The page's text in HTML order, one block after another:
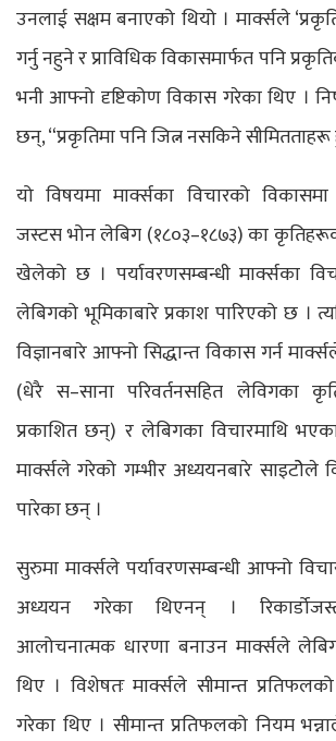
उनलाई सक्षम बनाएको थियो । मार्क्सले
गर्नु नहुने र प्राविधिक विकासमार्फत पनि
भनी आफ्नो दृष्टिकोण विकास गरेका थिए ।
छन्, “प्रकृतिमा पनि जित्न नसकिने
यो विषयमा मार्क्सका विचारको
जस्टस भोन लेबिग (१८०३–१८७३) का
खेलेको छ । पर्यावरणसम्बन्धी मार्क्सका
लेबिगको भूमिकाबारे प्रकाश पारिएको छ ।
विज्ञानबारे आफ्नो सिद्धान्त विकास गर्न
(धेरै स–साना परिवर्तनसहित लेविगका
प्रकाशित छन्) र लेबिगका विचारमाथि
मार्क्सले गरेको गम्भीर अध्ययनबारे साइटोेले
पारेका छन् ।
सुरुमा मार्क्सले पर्यावरणसम्बन्धी आफ्नो
अध्ययन गरेका थिएनन् ।
आलोचनात्मक धारणा बनाउन मार्क्सले
थिए । विशेषतः मार्क्सले सीमान्त
गरेका थिए । सीमान्त प्रतिफलको नियम